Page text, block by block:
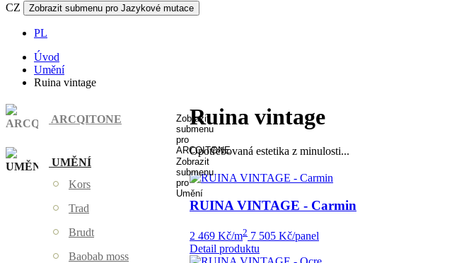
CZ Zobrazit submenu pro Jazykové mutace
PL
Úvod
Umění
Ruina vintage
ARCQITONE
Zobrazit
submenu
pro
ARCQITONE
UMĚNÍ
Zobrazit
submenu
pro
Umění
Kors
Trad
Brudt
Baobab moss
Ruina vintage
Opotřebovaná estetika z minulosti...
RUINA VINTAGE - Carmin
2 469 Kč/m2 7 505 Kč/panel
Detail produktu